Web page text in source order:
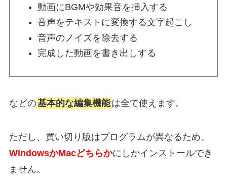
動画にBGMや効果音を挿入する
音声をテキストに変換する文字起こし
音声のノイズを除去する
完成した動画を書き出しする
などの基本的な編集機能は全て使えます。
ただし、買い切り版はプログラムが異なるため、
WindowsかMacどちらかにしかインストールでき
ません。